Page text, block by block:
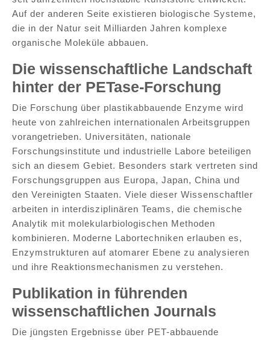
Auf der anderen Seite existieren biologische Systeme,
die in der Natur seit Milliarden Jahren komplexe
organische Moleküle abbauen.
Die wissenschaftliche Landschaft
hinter der PETase-Forschung
Die Forschung über plastikabbauende Enzyme wird
heute von zahlreichen internationalen Arbeitsgruppen
vorangetrieben. Universitäten, nationale
Forschungsinstitute und industrielle Labore beteiligen
sich an diesem Gebiet. Besonders stark vertreten sind
Forschungsgruppen aus Europa, Japan, China und
den Vereinigten Staaten. Viele dieser Wissenschaftler
arbeiten in interdisziplinären Teams, die chemische
Analytik mit molekularbiologischen Methoden
kombinieren. Moderne Labortechniken erlauben es,
Enzymstrukturen auf atomarer Ebene zu analysieren
und ihre Reaktionsmechanismen zu verstehen.
Publikation in führenden
wissenschaftlichen Journals
Die jüngsten Ergebnisse über PET-abbauende